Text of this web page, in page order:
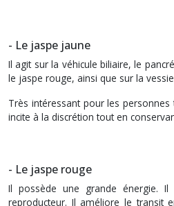
- Le jaspe jaune
Il agit sur la véhicule biliaire, le
le jaspe rouge, ainsi que sur la
Très intéressant pour les
incite à la discrétion tout en
- Le jaspe rouge
Il possède une grande énergie. Il
reproducteur. Il améliore le transit